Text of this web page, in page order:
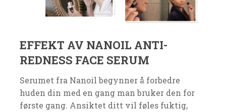
EFFEKT AV NANOIL ANTI-
REDNESS FACE SERUM
Serumet fra Nanoil begynner å forbedre
huden din med en gang man bruker den for
første gang. Ansiktet ditt vil føles fuktig,